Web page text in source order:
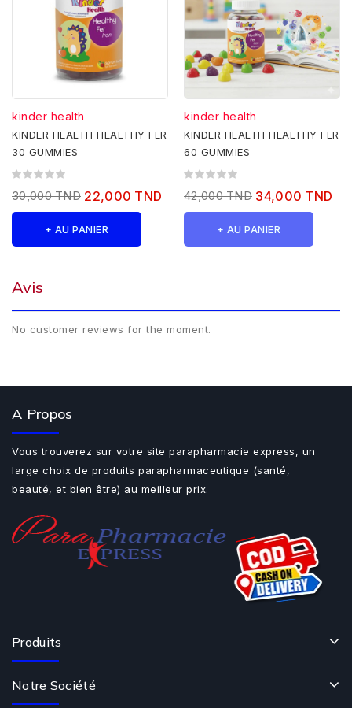
kinder health
KINDER HEALTH HEALTHY FER
30 GUMMIES
30,000 TND 22,000 TND
+ AU PANIER
kinder health
KINDER HEALTH HEALTHY FER
60 GUMMIES
42,000 TND 34,000 TND
+ AU PANIER
Avis
No customer reviews for the moment.
A Propos
Vous trouverez sur votre site parapharmacie express, un
large choix de produits parapharmaceutique (santé,
beauté, et bien être) au meilleur prix.
Produits
Notre Société